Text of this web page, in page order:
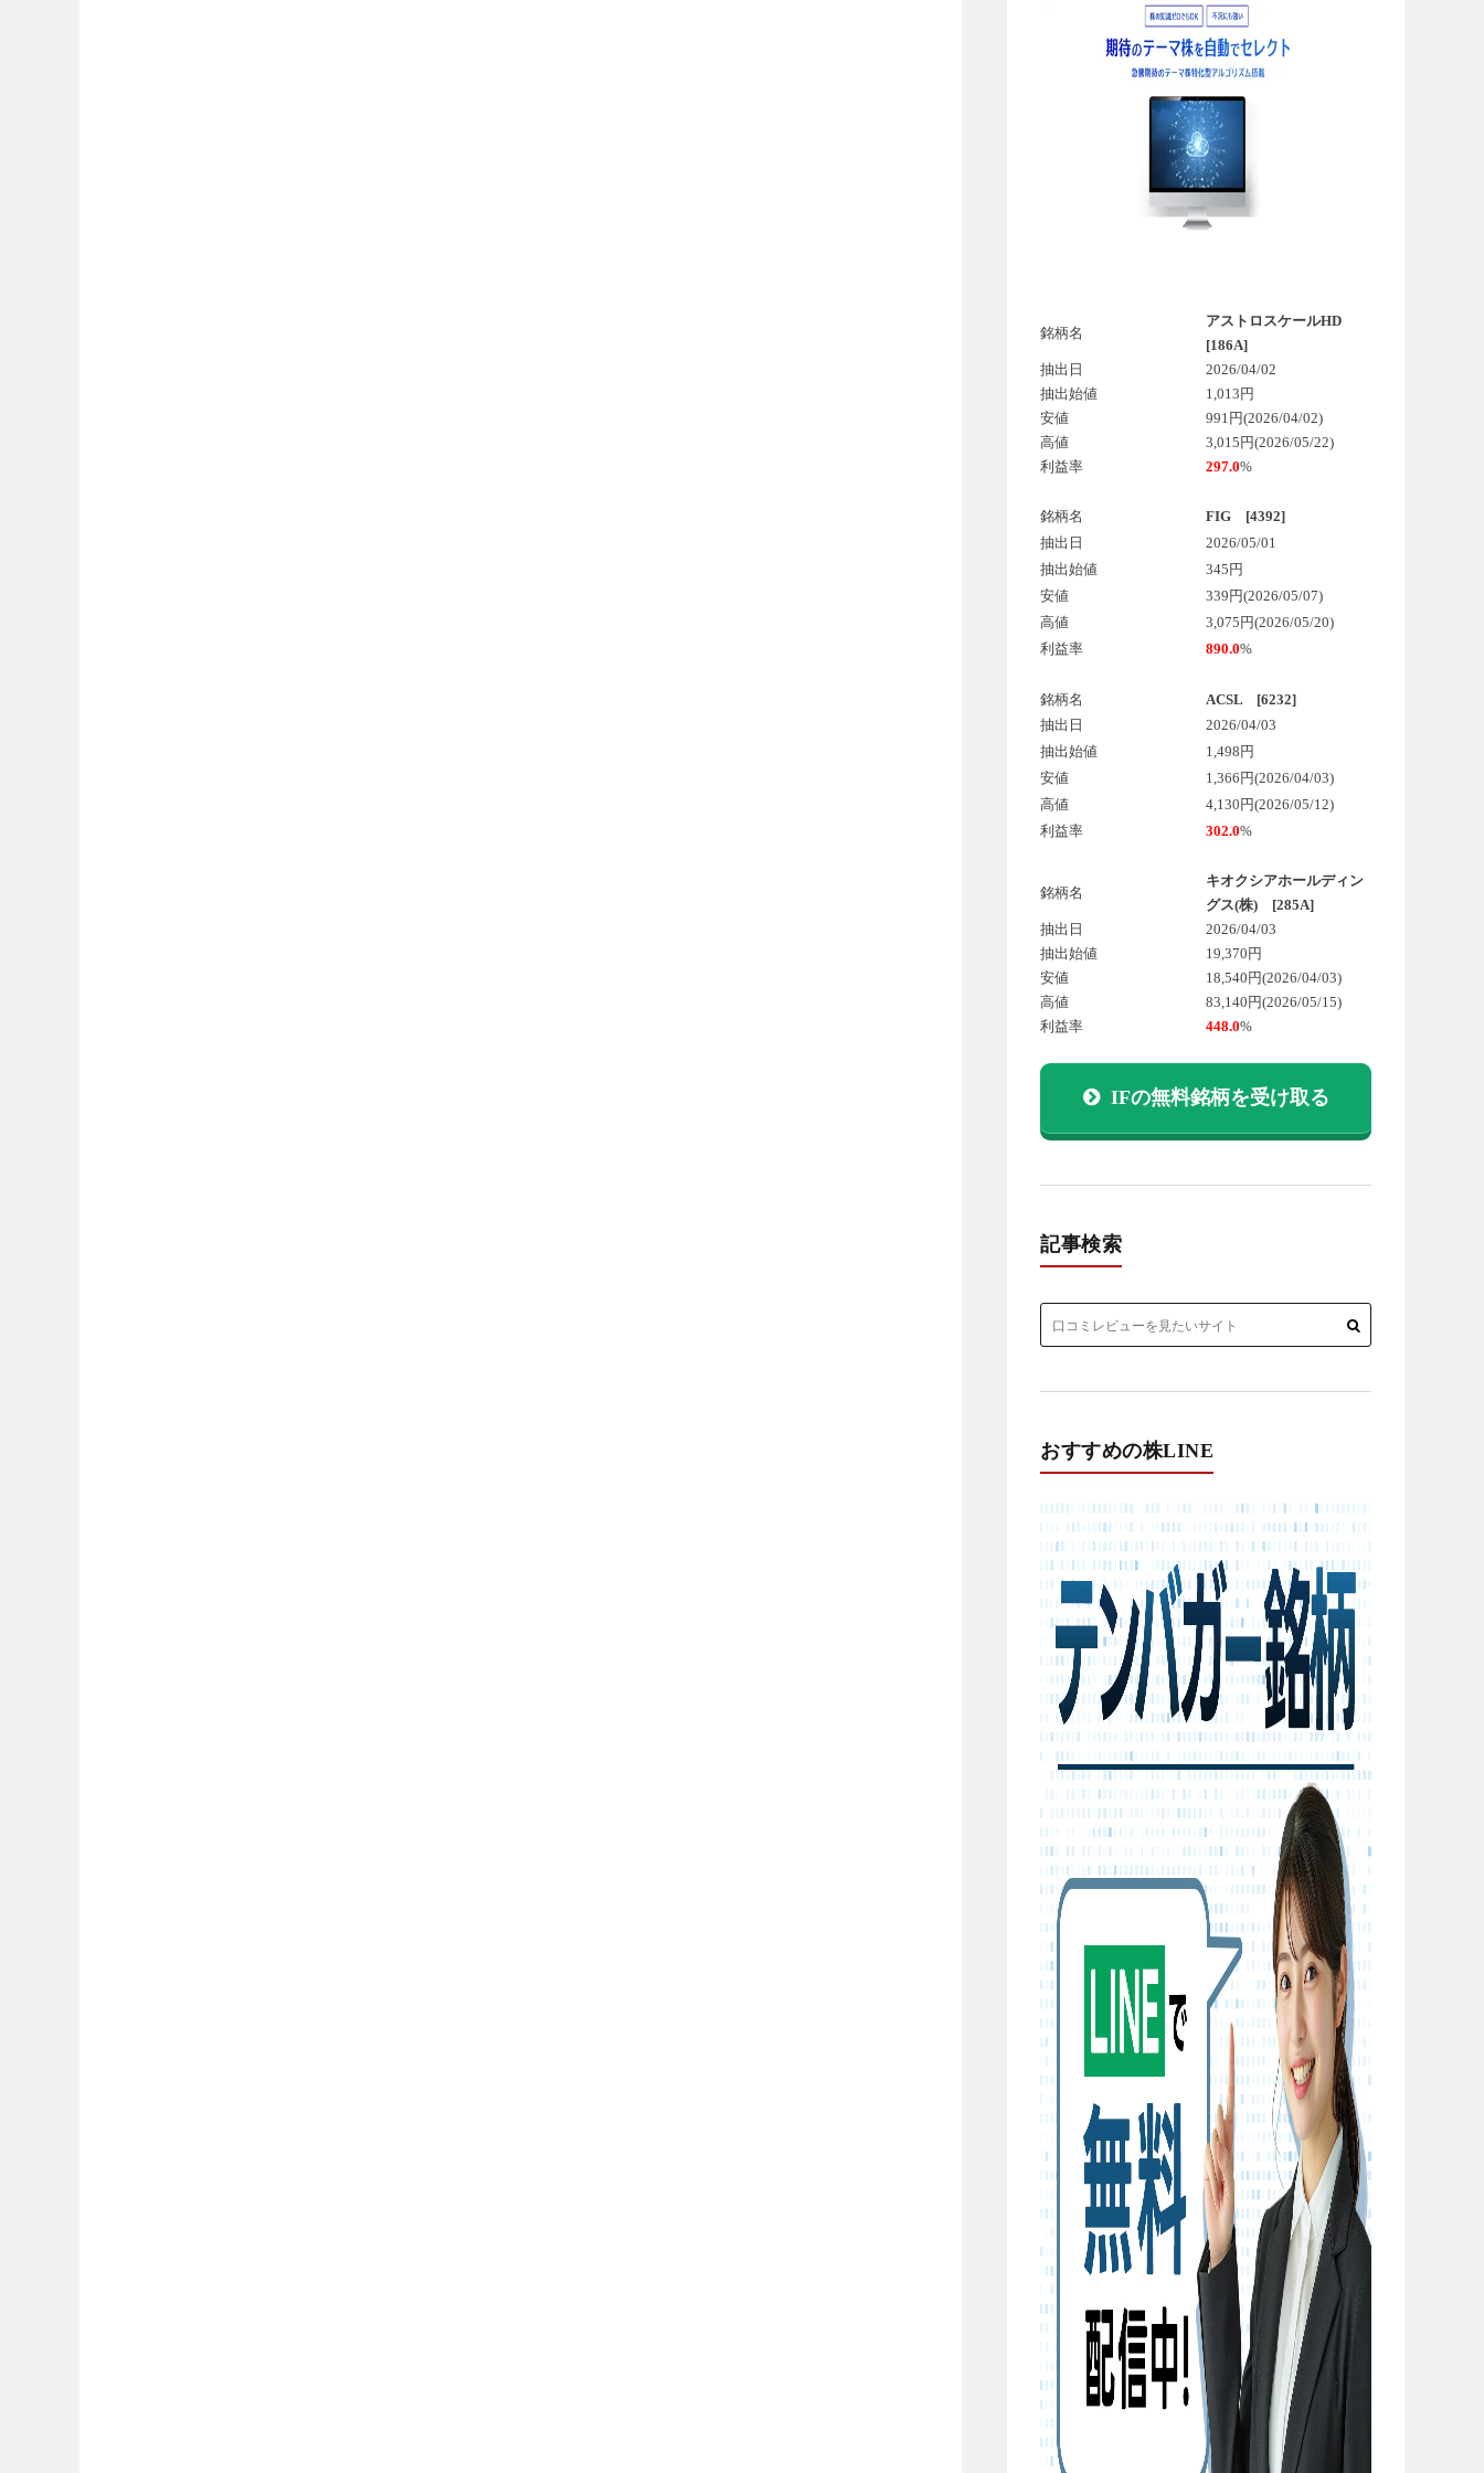
銘柄名
アストロスケールHD
[186A]
抽出日
2026/04/02
抽出始値
1,013円
安値
991円(2026/04/02)
高値
3,015円(2026/05/22)
利益率
297.0%
銘柄名
FIG [4392]
抽出日
2026/05/01
抽出始値
345円
安値
339円(2026/05/07)
高値
3,075円(2026/05/20)
利益率
890.0%
銘柄名
ACSL [6232]
抽出日
2026/04/03
抽出始値
1,498円
安値
1,366円(2026/04/03)
高値
4,130円(2026/05/12)
利益率
302.0%
銘柄名
キオクシアホールディン
グス(株) [285A]
抽出日
2026/04/03
抽出始値
19,370円
安値
18,540円(2026/04/03)
高値
83,140円(2026/05/15)
利益率
448.0%
IFの無料銘柄を受け取る
記事検索
おすすめの株LINE